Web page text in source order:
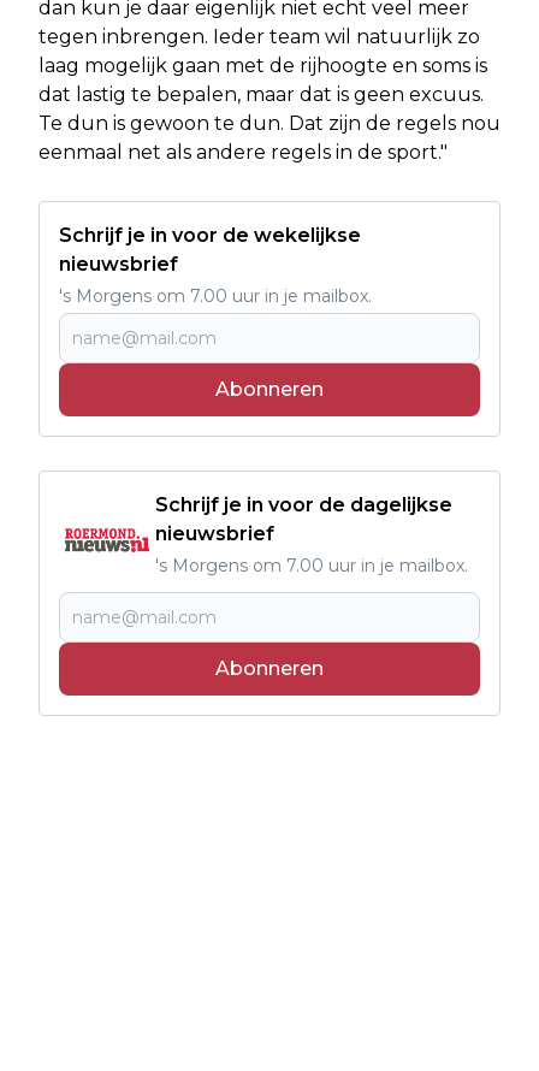
dan kun je daar eigenlijk niet echt veel meer
tegen inbrengen. Ieder team wil natuurlijk zo
laag mogelijk gaan met de rijhoogte en soms is
dat lastig te bepalen, maar dat is geen excuus.
Te dun is gewoon te dun. Dat zijn de regels nou
eenmaal net als andere regels in de sport."
Schrijf je in voor de wekelijkse
nieuwsbrief
's Morgens om 7.00 uur in je mailbox.
Abonneren
Schrijf je in voor de dagelijkse
nieuwsbrief
's Morgens om 7.00 uur in je mailbox.
Abonneren